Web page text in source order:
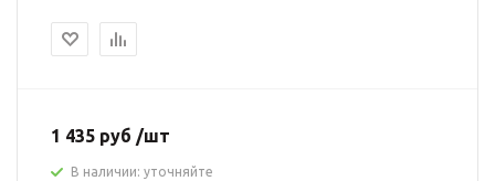
1 435 руб /шт
В наличии: уточняйте